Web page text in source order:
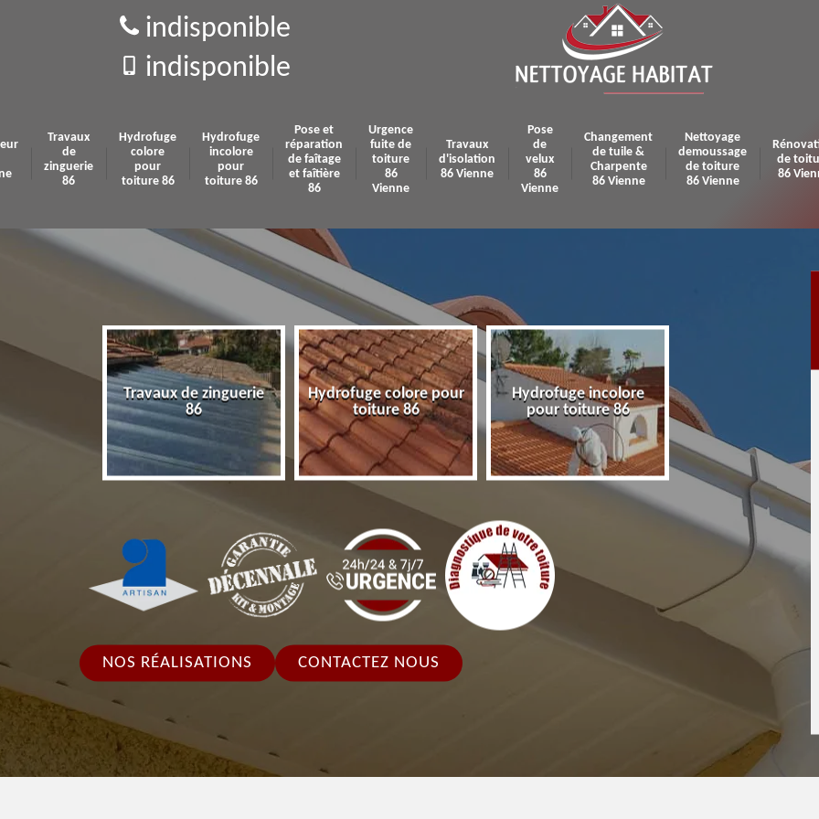
indisponible
indisponible
Travaux
de
zinguerie
86
Hydrofuge
colore
pour
toiture 86
Hydrofuge
incolore
pour
toiture 86
Pose et
réparation
de faîtage
et faîtière
86
Urgence
fuite de
toiture
86
Vienne
Travaux
d'isolation
86 Vienne
Pose
de
velux
86
Vienne
Changement
de tuile &
Charpente
86 Vienne
Nettoyage
demoussage
de toiture
86 Vienne
de
86
Travaux de zinguerie
86
Hydrofuge colore pour
toiture 86
Hydrofuge incolore
pour toiture 86
faîtage et
NOS RÉALISATIONS CONTACTEZ NOUS